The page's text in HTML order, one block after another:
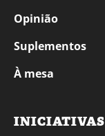
Opinião
Suplementos
À mesa
INICIATIVAS